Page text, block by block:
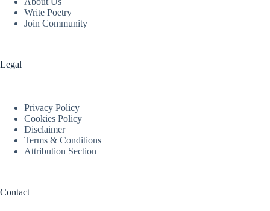
Write Poetry
Join Community
Legal
Privacy Policy
Cookies Policy
Disclaimer
Terms & Conditions
Attribution Section
Contact